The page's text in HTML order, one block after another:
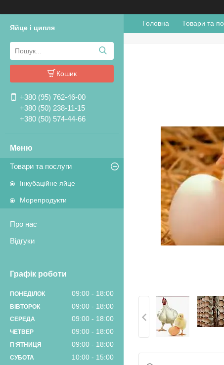
Яйце і ципля
Кошик
+380 (95) 762-46-00
+380 (50) 238-11-15
+380 (50) 574-44-66
Товари та послуги
Інкубаційне яйце
Морепродукти
Про нас
Відгуки
Графік роботи
ПОНЕДІЛОК 09:00 18:00
ВІВТОРОК 09:00 18:00
СЕРЕДА 09:00 18:00
ЧЕТВЕР 09:00 18:00
ПʼЯТНИЦЯ 09:00 18:00
СУБОТА 10:00 15:00
Головна Товари та